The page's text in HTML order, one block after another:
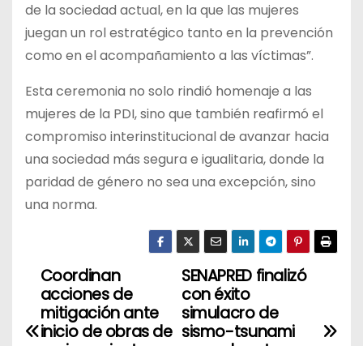
de la sociedad actual, en la que las mujeres
juegan un rol estratégico tanto en la prevención
como en el acompañamiento a las víctimas”.
Esta ceremonia no solo rindió homenaje a las
mujeres de la PDI, sino que también reafirmó el
compromiso interinstitucional de avanzar hacia
una sociedad más segura e igualitaria, donde la
paridad de género no sea una excepción, sino
una norma.
N
a
SENAPRED finalizó
con éxito
simulacro de
sismo-tsunami
Coordinan
acciones de
mitigación ante
inicio de obras de